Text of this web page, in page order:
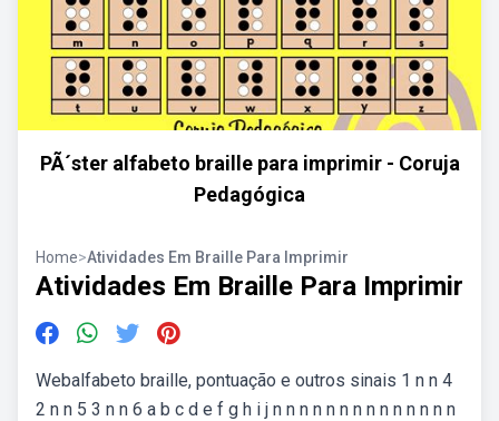
PÃ´ster alfabeto braille para imprimir - Coruja
Pedagógica
Home>Atividades Em Braille Para Imprimir
Atividades Em Braille Para Imprimir
Webalfabeto braille, pontuação e outros sinais 1 n n 4
2 n n 5 3 n n 6 a b c d e f g h i j n n n n n n n n n n n n n n